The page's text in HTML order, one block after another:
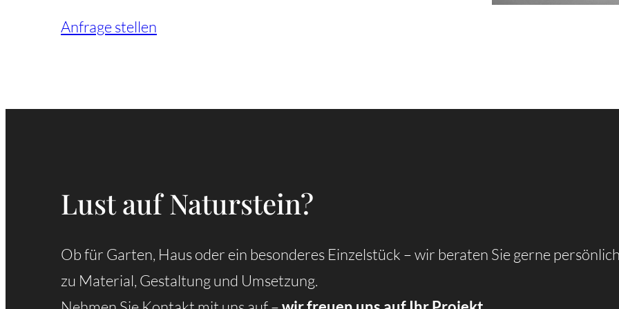
Anfrage stellen
Lust auf Naturstein?
Ob für Garten, Haus oder ein besonderes Einzelstück – wir beraten Sie gerne
zu Material, Gestaltung und Umsetzung.